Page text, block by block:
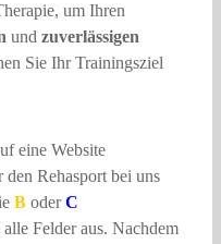
um Ihren
und zuverlässigen
Sie Ihr Trainingsziel
eine Website
Rehasport bei uns
BoderC
Felder aus. Nachdem